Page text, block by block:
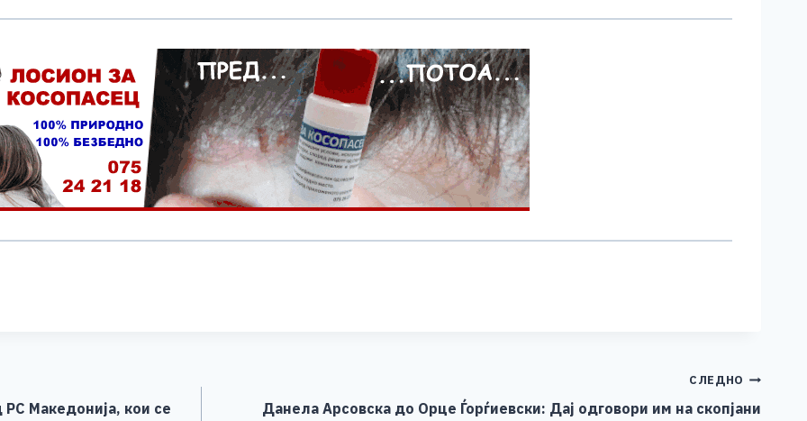
Македонија, кои се
СЛЕДНО
Данела Арсовска до Орце Ѓорѓиевски: Дај одговори им на скопјани